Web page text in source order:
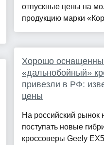
отпускные цены на
продукцию марки
Хорошо
«дальнобойный»
привезли в РФ:
цены
На российский рынок
поступать новые
кроссоверы Geely